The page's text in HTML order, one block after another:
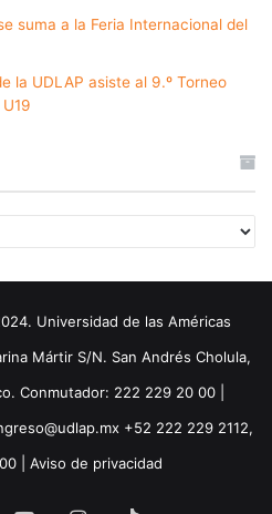
suma a la Feria Internacional del
la UDLAP asiste al 9.º Torneo
Universidad de las Américas
Mártir S/N. San Andrés Cholula,
Conmutador: 222 229 20 00 |
+52 222 229 2112,
| Aviso de privacidad